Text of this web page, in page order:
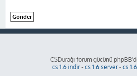
CSDurağı forum gücünü
cs 1.6 indir- cs 1.6 server- cs